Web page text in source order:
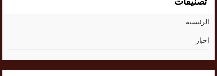
الرئيسية
اخبار